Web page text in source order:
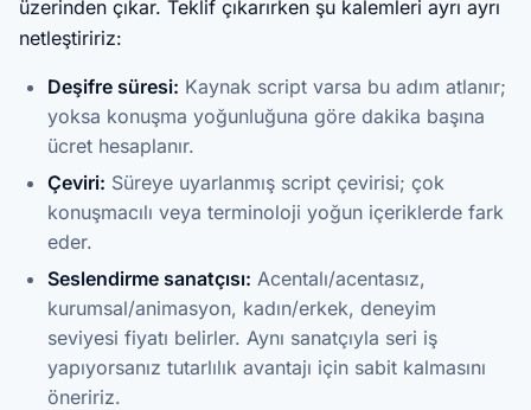
üzerinden çıkar. Teklif çıkarırken şu kalemleri ayrı ayrı
netleştiririz:
Deşifre süresi: Kaynak script varsa bu adım atlanır;
yoksa konuşma yoğunluğuna göre dakika başına
ücret hesaplanır.
Çeviri: Süreye uyarlanmış script çevirisi; çok
konuşmacılı veya terminoloji yoğun içeriklerde fark
eder.
Seslendirme sanatçısı: Acentalı/acentasız,
kurumsal/animasyon, kadın/erkek, deneyim
seviyesi fiyatı belirler. Aynı sanatçıyla seri iş
yapıyorsanız tutarlılık avantajı için sabit kalmasını
öneririz.